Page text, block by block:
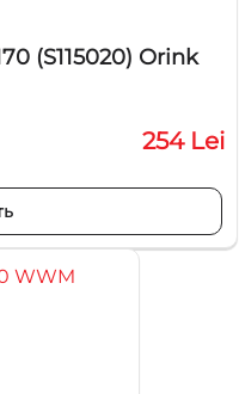
(S115020) Orink
254 Lei